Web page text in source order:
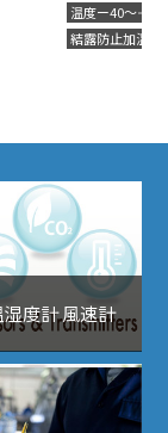
温度ー40～＋
結露防止加温機
湿度計 風速計